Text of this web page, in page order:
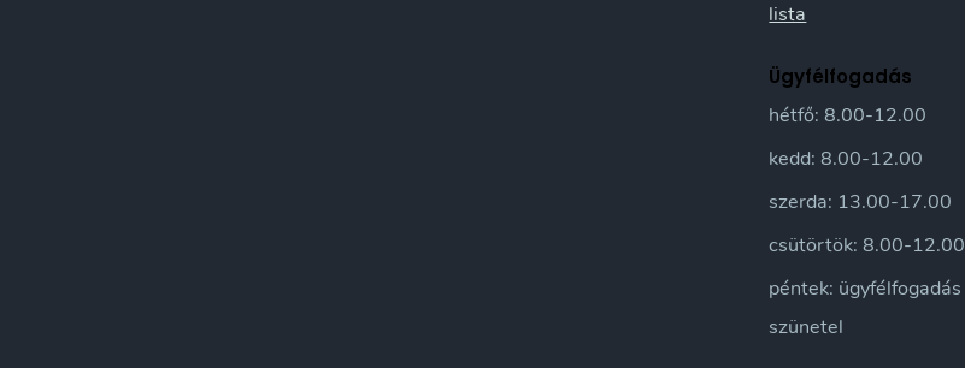
lista
Ügyfélfogadás
hétfő: 8.00-12.00
kedd: 8.00-12.00
szerda: 13.00-17.00
csütörtök: 8.00-12.00
péntek: ügyfélfogadás
szünetel